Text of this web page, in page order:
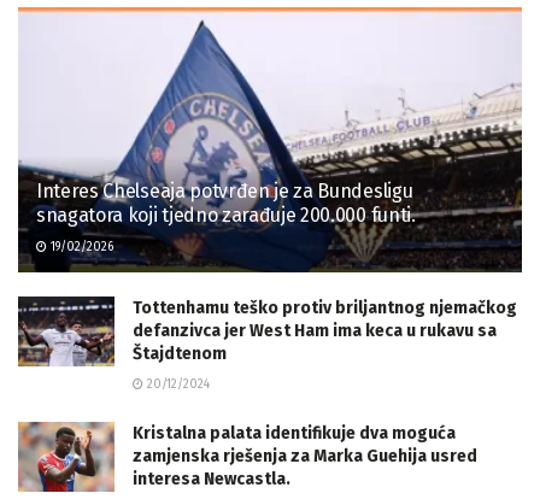
Interes Chelseaja potvrđen je za Bundesligu
snagatora koji tjedno zarađuje 200.000 funti.
19/02/2026
Tottenhamu teško protiv briljantnog njemačkog
defanzivca jer West Ham ima keca u rukavu sa
Štajdtenom
20/12/2024
Kristalna palata identifikuje dva moguća
zamjenska rješenja za Marka Guehija usred
interesa Newcastla.